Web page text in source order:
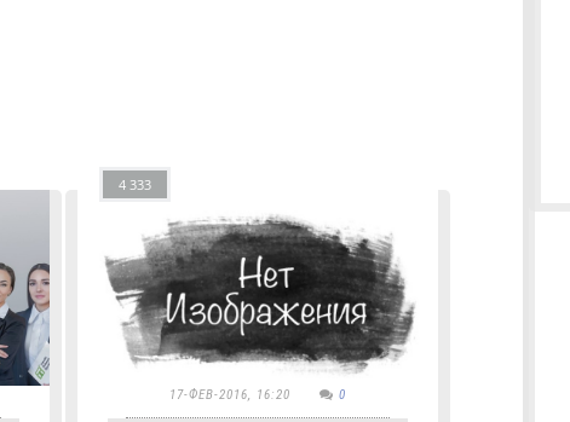
4 333
17-ФЕВ-2016, 16:20 0